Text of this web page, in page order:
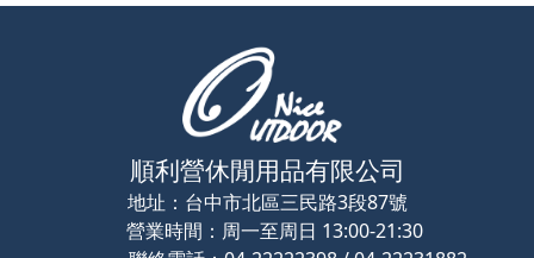
順利營休閒用品有限公司
地址： 台中市北區三民路3段87號
營業時間： 周一至周日 13:00-21:30